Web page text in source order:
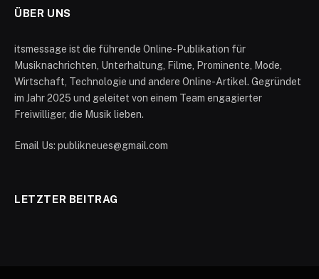
ÜBER UNS
itsmessage ist die führende Online-Publikation für
Musiknachrichten, Unterhaltung, Filme, Prominente, Mode,
Wirtschaft, Technologie und andere Online-Artikel. Gegründet
im Jahr 2025 und geleitet von einem Team engagierter
Freiwilliger, die Musik lieben.
Email Us: publikneues@gmail.com
LETZTER BEITRAG